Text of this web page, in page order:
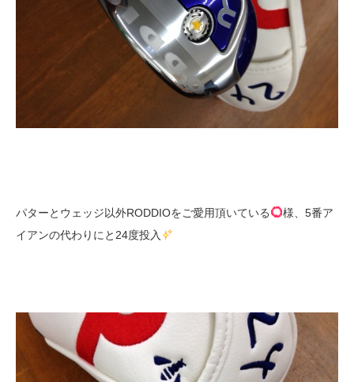
パターとウェッジ以外RODDIOをご愛用頂いている
様、5番ア
イアンの代わりにと24度投入